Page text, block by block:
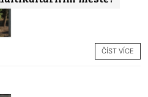
ČÍST VÍCE